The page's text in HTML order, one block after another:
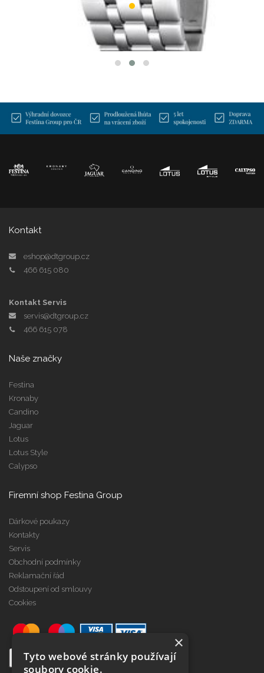
9 990 Kč
SKLADEM
Kontakt
eshop@dtgroup.cz
466 615 080
Kontakt Servis
servis@dtgroup.cz
466 615 078
Naše značky
Festina
Kronaby
Candino
Jaguar
Lotus
Lotus Style
Calypso
Firemní shop Festina Group
Dárkové poukazy
Kontakty
Servis
Obchodní podmínky
Reklamační řád
Odstoupení od smlouvy
Cookies
×
Tyto webové stránky používají
soubory cookie.